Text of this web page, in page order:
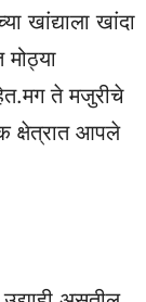
खांद्याला खांदा
मोठ्या
ते मजुरीचे
क्षेत्रात आपले